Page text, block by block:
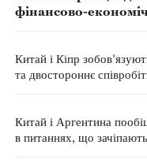
фінансово-
Китай і Кіпр
та двостороннє
Китай і Аргентина
в питаннях, що зачіпають